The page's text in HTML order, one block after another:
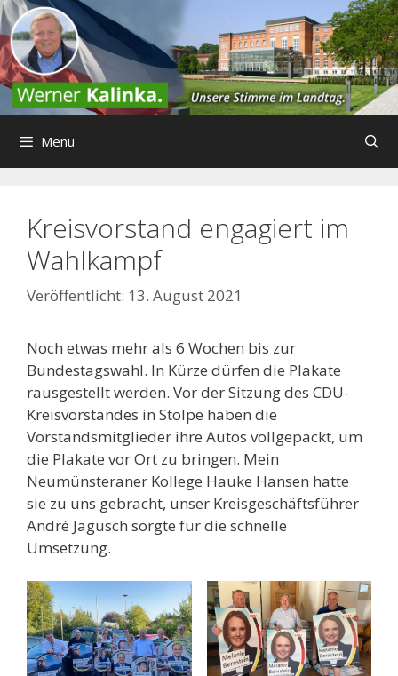
Zum
Inhalt
springen
Menu
Kreisvorstand engagiert im
Wahlkampf
13. August 2021
Noch etwas mehr als 6 Wochen bis zur
Bundestagswahl. In Kürze dürfen die Plakate
rausgestellt werden. Vor der Sitzung des CDU-
Kreisvorstandes in Stolpe haben die
Vorstandsmitglieder ihre Autos vollgepackt, um
die Plakate vor Ort zu bringen. Mein
Neumünsteraner Kollege Hauke Hansen hatte
sie zu uns gebracht, unser Kreisgeschäftsführer
André Jagusch sorgte für die schnelle
Umsetzung.